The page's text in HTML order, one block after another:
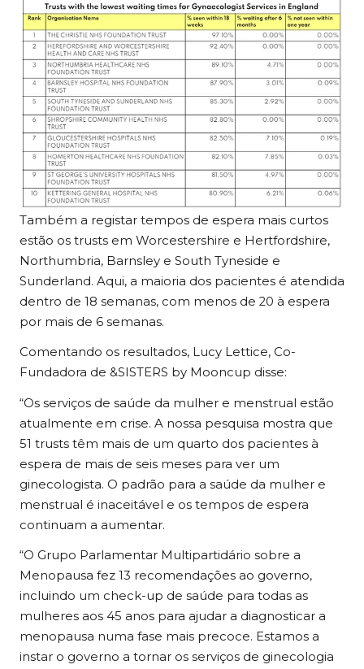
Também a registar tempos de espera mais curtos
estão os trusts em Worcestershire e Hertfordshire,
Northumbria, Barnsley e South Tyneside e
Sunderland. Aqui, a maioria dos pacientes é atendida
dentro de 18 semanas, com menos de 20 à espera
por mais de 6 semanas.
Comentando os resultados, Lucy Lettice, Co-
Fundadora de &SISTERS by Mooncup disse:
“Os serviços de saúde da mulher e menstrual estão
atualmente em crise. A nossa pesquisa mostra que
51 trusts têm mais de um quarto dos pacientes à
espera de mais de seis meses para ver um
ginecologista. O padrão para a saúde da mulher e
menstrual é inaceitável e os tempos de espera
continuam a aumentar.
“O Grupo Parlamentar Multipartidário sobre a
Menopausa fez 13 recomendações ao governo,
incluindo um check-up de saúde para todas as
mulheres aos 45 anos para ajudar a diagnosticar a
menopausa numa fase mais precoce. Estamos a
instar o governo a tornar os serviços de ginecologia